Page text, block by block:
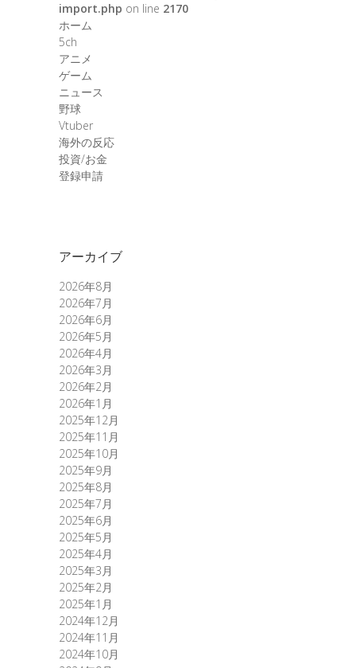
import.php on line 2170
ホーム
5ch
アニメ
ゲーム
ニュース
野球
Vtuber
海外の反応
投資/お金
登録申請
アーカイブ
2026年8月
2026年7月
2026年6月
2026年5月
2026年4月
2026年3月
2026年2月
2026年1月
2025年12月
2025年11月
2025年10月
2025年9月
2025年8月
2025年7月
2025年6月
2025年5月
2025年4月
2025年3月
2025年2月
2025年1月
2024年12月
2024年11月
2024年10月